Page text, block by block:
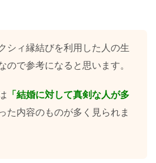
シィ縁結びを利用した人の生
ので参考になると思います。
「結婚に対して真剣な人が多
た内容のものが多く見られま